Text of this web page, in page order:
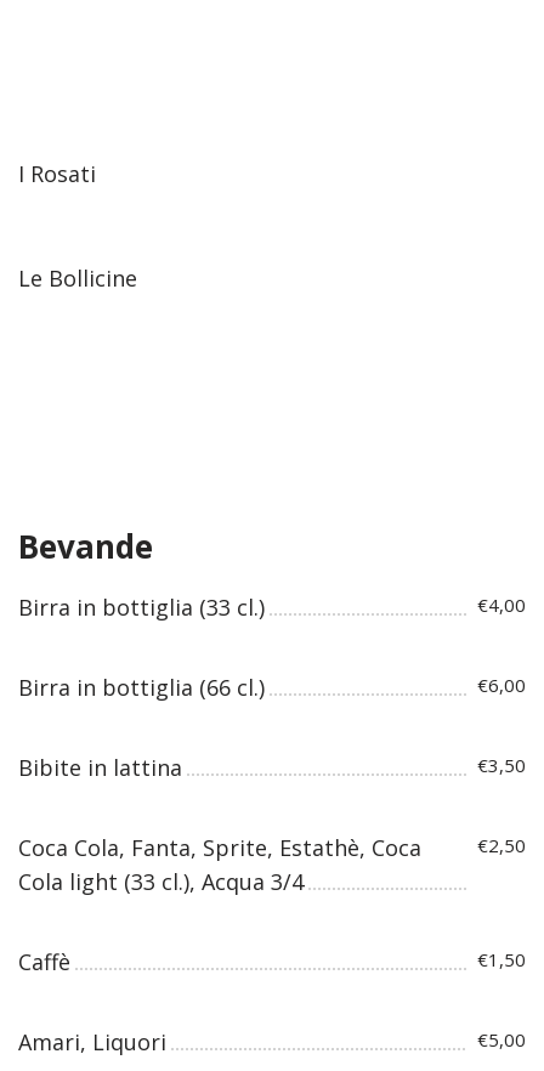
I Rosati
Le Bollicine
Bevande
Birra in bottiglia (33 cl.) €4,00
Birra in bottiglia (66 cl.) €6,00
Bibite in lattina €3,50
Coca Cola, Fanta, Sprite, Estathè, Coca
Cola light (33 cl.), Acqua 3/4
€2,50
Caffè €1,50
Amari, Liquori €5,00